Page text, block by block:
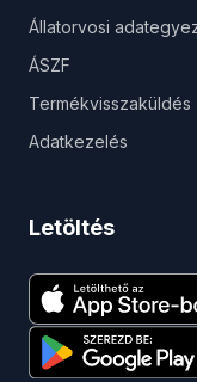
Állatorvosi
ÁSZF
Termékvisszaküldés
Adatkezelés
Letöltés